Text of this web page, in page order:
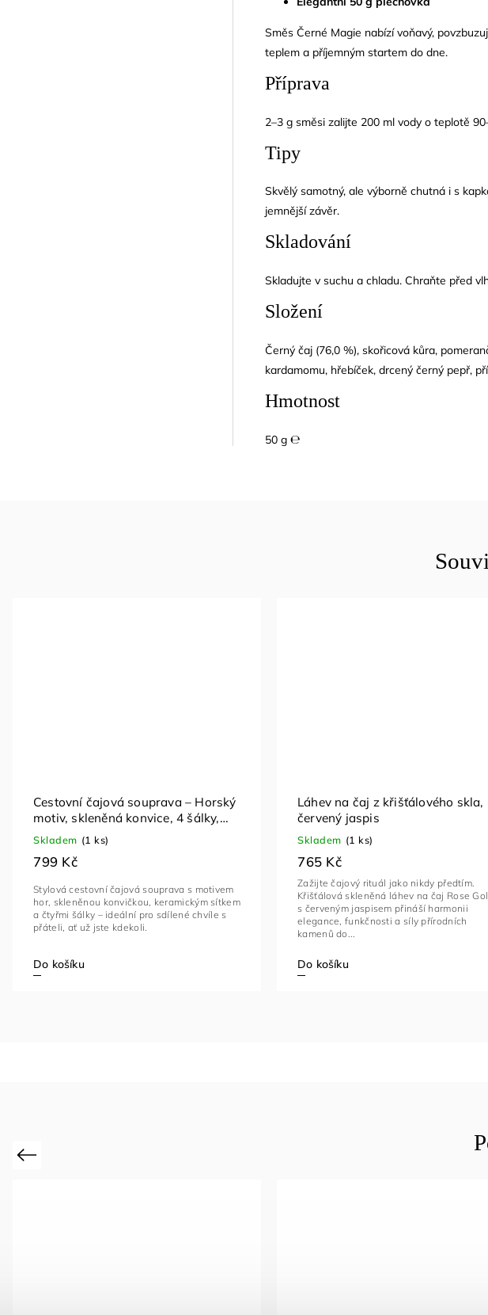
Směs Černé Magie nabízí voňavý,
teplem a příjemným startem do dne.
Příprava
2–3 g směsi zalijte 200 ml vody o teplotě
Tipy
Skvělý samotný, ale výborně chutná i s
jemnější závěr.
Skladování
Skladujte v suchu a chladu. Chraňte před
Složení
Černý čaj (76,0 %), skořicová kůra,
kardamomu, hřebíček, drcený černý pepř,
Hmotnost
50 g ℮
Cestovní čajová souprava – Horský
motiv, skleněná konvice, 4 šálky,
pouzdro
Skladem (1 ks)
799 Kč
Do košíku
Stylová cestovní čajová souprava s motivem
hor, skleněnou konvičkou, keramickým sítkem
a čtyřmi šálky – ideální pro sdílené chvíle s
přáteli, ať už jste kdekoli.
Láhev na čaj z křišťálového skla,
červený jaspis
Skladem (1 ks)
765 Kč
Do košíku
Zažijte čajový rituál jako nikdy předtím.
Křišťálová skleněná láhev na čaj Rose
s červeným jaspisem přináší harmonii
elegance, funkčnosti a síly přírodních
kamenů do...
Previous